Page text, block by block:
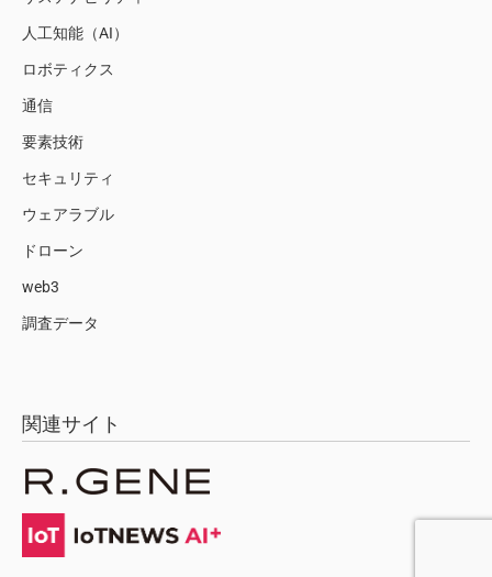
人工知能（AI）
ロボティクス
通信
要素技術
セキュリティ
ウェアラブル
ドローン
web3
調査データ
関連サイト